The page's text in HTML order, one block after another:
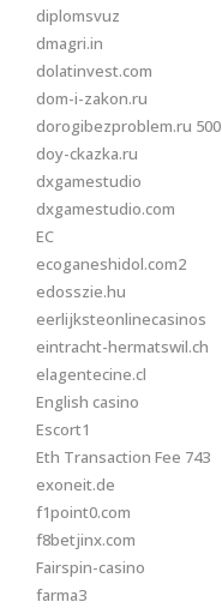
diplomsvuz
dmagri.in
dolatinvest.com
dom-i-zakon.ru
dorogibezproblem.ru 500
doy-ckazka.ru
dxgamestudio
dxgamestudio.com
EC
ecoganeshidol.com2
edosszie.hu
eerlijksteonlinecasinos
eintracht-hermatswil.ch
elagentecine.cl
English casino
Escort1
Eth Transaction Fee 743
exoneit.de
f1point0.com
f8betjinx.com
Fairspin-casino
farma3